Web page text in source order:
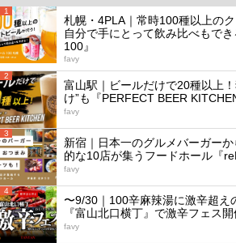
1
札幌・4PLA｜常時100種以上の
自分で手にとって飲み比べもで
100』
favy
2
富山駅｜ビールだけで20種以上
け”も『PERFECT BEER
favy
3
新宿｜日本一のグルメバーガー
的な10店が集うフードホール『
favy
4
〜9/30｜100辛麻辣湯に激辛超え
『富山北口横丁』で激辛フェス開
favy